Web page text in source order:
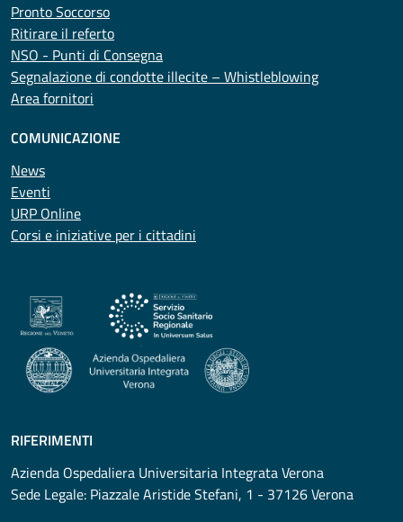
Pronto Soccorso
Ritirare il referto
NSO - Punti di Consegna
Segnalazione di condotte illecite – Whistleblowing
Area fornitori
COMUNICAZIONE
News
Eventi
URP Online
Corsi e iniziative per i cittadini
RIFERIMENTI
Azienda Ospedaliera Universitaria Integrata Verona
Sede Legale: Piazzale Aristide Stefani, 1 - 37126 Verona